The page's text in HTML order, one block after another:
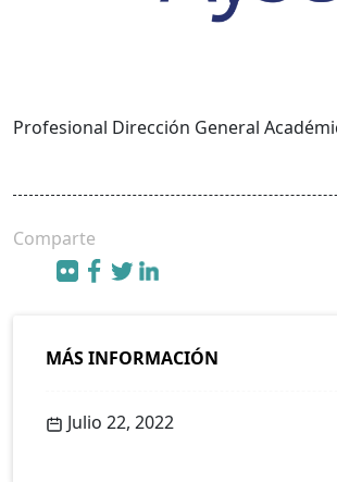
Profesional Dirección General
Comparte
MÁS INFORMACIÓN
Julio 22, 2022